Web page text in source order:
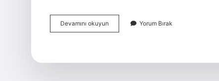
Devamını okuyun
Alfabesi
Yorum Bırak